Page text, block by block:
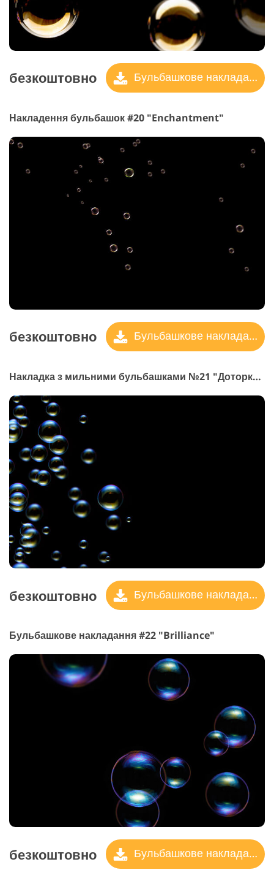
безкоштовно Бульбашкове накладання
Накладення бульбашок #20 "Enchantment"
безкоштовно Бульбашкове накладання
Накладка з мильними бульбашками №21 "Доторкнись з Грейс"
безкоштовно Бульбашкове накладання
Бульбашкове накладання #22 "Brilliance"
безкоштовно Бульбашкове накладання